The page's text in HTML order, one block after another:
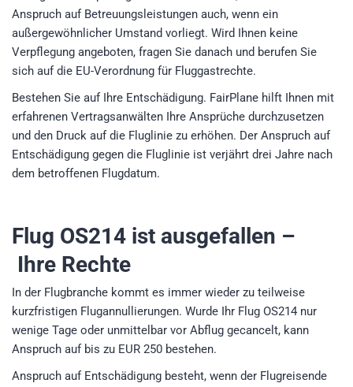
Anspruch auf Betreuungsleistungen auch, wenn ein
außergewöhnlicher Umstand vorliegt. Wird Ihnen keine
Verpflegung angeboten, fragen Sie danach und berufen Sie
sich auf die EU-Verordnung für Fluggastrechte.
Bestehen Sie auf Ihre Entschädigung. FairPlane hilft Ihnen mit
erfahrenen Vertragsanwälten Ihre Ansprüche durchzusetzen
und den Druck auf die Fluglinie zu erhöhen. Der Anspruch auf
Entschädigung gegen die Fluglinie ist verjährt drei Jahre nach
dem betroffenen Flugdatum.
Flug OS214 ist ausgefallen –
Ihre Rechte
In der Flugbranche kommt es immer wieder zu teilweise
kurzfristigen Flugannullierungen. Wurde Ihr Flug OS214 nur
wenige Tage oder unmittelbar vor Abflug gecancelt, kann
Anspruch auf bis zu EUR 250 bestehen.
Anspruch auf Entschädigung besteht, wenn der Flugreisende